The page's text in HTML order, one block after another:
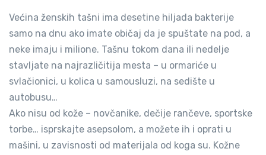
Većina ženskih tašni ima desetine hiljada bakterije
samo na dnu ako imate običaj da je spuštate na pod, a
neke imaju i milione. Tašnu tokom dana ili nedelje
stavljate na najrazličitija mesta – u ormariće u
svlačionici, u kolica u samousluzi, na sedište u
autobusu…
Ako nisu od kože – novčanike, dečije rančeve, sportske
torbe… isprskajte asepsolom, a možete ih i oprati u
mašini, u zavisnosti od materijala od koga su. Kožne